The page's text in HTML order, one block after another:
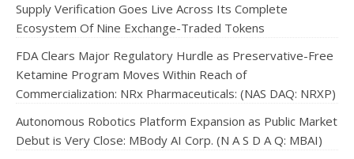
Supply Verification Goes Live Across Its Complete
Ecosystem Of Nine Exchange-Traded Tokens
FDA Clears Major Regulatory Hurdle as Preservative-Free
Ketamine Program Moves Within Reach of
Commercialization: NRx Pharmaceuticals: (NAS DAQ: NRXP)
Autonomous Robotics Platform Expansion as Public Market
Debut is Very Close: MBody AI Corp. (N A S D A Q: MBAI)